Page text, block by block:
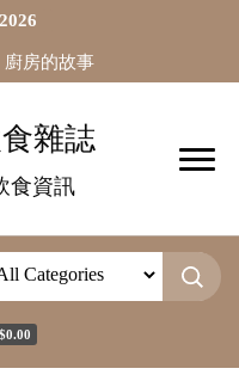
廚房的故事
雜誌
食資訊